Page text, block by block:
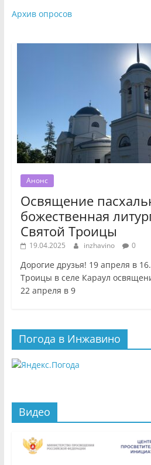
Архив опросов
Анонс
Освящение
божественная
Святой Троицы
19.04.2025 inzhavino 0
Дорогие друзья! 19 апреля в
Троицы в селе Караул
22 апреля в 9
Погода в Инжавино
Видео